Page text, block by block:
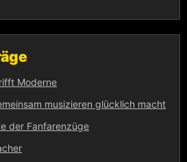
Moderne
musizieren glücklich macht
der Fanfarenzüge